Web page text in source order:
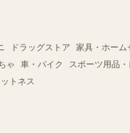
ドラッグストア
家具・ホーム
ゃ 車・バイク
スポーツ用品
トネス